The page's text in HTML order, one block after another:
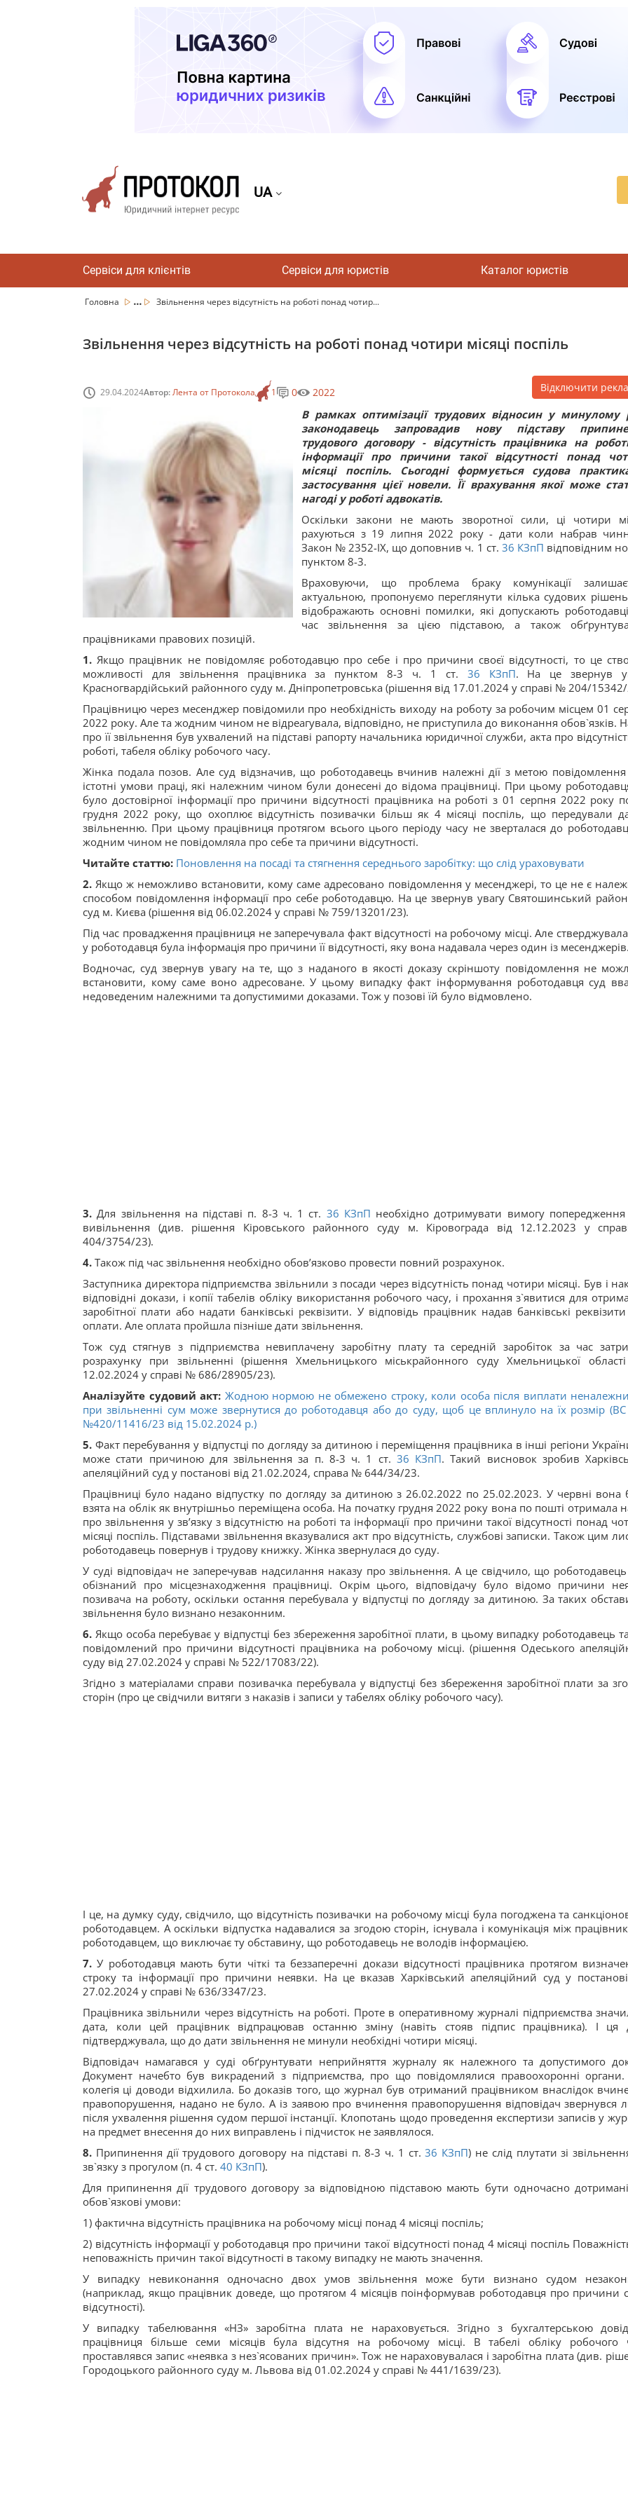
UA
Сервіси для клієнтів Сервіси для юристів Каталог юристів
Головна ... Звільнення через відсутність на роботі понад чотир...
Звільнення через відсутність на роботі понад чотири місяці поспіль
29.04.2024Автор:Лента от Протокола 1 0 2022 Відключити
В рамках оптимізації трудових відносин у минулому
законодавець запровадив нову підставу
трудового договору - відсутність працівника на
інформації про причини такої відсутності понад
місяці поспіль. Сьогодні формується судова
застосування цієї новели. Її врахування якої може
нагоді у роботі адвокатів.
Оскільки закони не мають зворотної сили, ці чотири
рахуються з 19 липня 2022 року - дати коли набрав
Закон № 2352-ІХ, що доповнив ч. 1 ст. 36 КЗпП відповідним
пунктом 8-3.
Враховуючи, що проблема браку комунікації
актуальною, пропонуємо переглянути кілька судових
відображають основні помилки, які допускають
час звільнення за цією підставою, а також
працівниками правових позицій.
1. Якщо працівник не повідомляє роботодавцю про себе і про причини своєї відсутності, то це
можливості для звільнення працівника за пунктом 8-3 ч. 1 ст. 36 КЗпП. На це звернув
Красногвардійський районного суду м. Дніпропетровська (рішення від 17.01.2024 у справі № 204/
Працівницю через месенджер повідомили про необхідність виходу на роботу за робочим місцем 01
2022 року. Але та жодним чином не відреагувала, відповідно, не приступила до виконання обов`язків.
про її звільнення був ухвалений на підставі рапорту начальника юридичної служби, акта про
роботі, табеля обліку робочого часу.
Жінка подала позов. Але суд відзначив, що роботодавець вчинив належні дії з метою
істотні умови праці, які належним чином були донесені до відома працівниці. При цьому
було достовірної інформації про причини відсутності працівника на роботі з 01 серпня 2022 року
грудня 2022 року, що охоплює відсутність позивачки більш як 4 місяці поспіль, що передували
звільненню. При цьому працівниця протягом всього цього періоду часу не зверталася до
жодним чином не повідомляла про себе та причини відсутності.
Читайте статтю: Поновлення на посаді та стягнення середнього заробітку: що слід ураховувати
2. Якщо ж неможливо встановити, кому саме адресовано повідомлення у месенджері, то це не є
способом повідомлення інформації про себе роботодавцю. На це звернув увагу Святошинський
суд м. Києва (рішення від 06.02.2024 у справі № 759/13201/23).
Під час провадження працівниця не заперечувала факт відсутності на робочому місці. Але
у роботодавця була інформація про причини її відсутності, яку вона надавала через один із месенджерів.
Водночас, суд звернув увагу на те, що з наданого в якості доказу скріншоту повідомлення не
встановити, кому саме воно адресоване. У цьому випадку факт інформування роботодавця суд
недоведеним належними та допустимими доказами. Тож у позові їй було відмовлено.
3. Для звільнення на підставі п. 8-3 ч. 1 ст. 36 КЗпП необхідно дотримувати вимогу
вивільнення (див. рішення Кіровського районного суду м. Кіровограда від 12.12.2023 у
404/3754/23).
4. Також під час звільнення необхідно обов’язково провести повний розрахунок.
Заступника директора підприємства звільнили з посади через відсутність понад чотири місяці. Був і
відповідні докази, і копії табелів обліку використання робочого часу, і прохання з`явитися для
заробітної плати або надати банківські реквізити. У відповідь працівник надав банківські
оплати. Але оплата пройшла пізніше дати звільнення.
Тож суд стягнув з підприємства невиплачену заробітну плату та середній заробіток за час
розрахунку при звільненні (рішення Хмельницького міськрайонного суду Хмельницької
12.02.2024 у справі № 686/28905/23).
Аналізуйте судовий акт: Жодною нормою не обмежено строку, коли особа після виплати
при звільненні сум може звернутися до роботодавця або до суду, щоб це вплинуло на їх розмір
№420/11416/23 від 15.02.2024 р.)
5. Факт перебування у відпустці по догляду за дитиною і переміщення працівника в інші регіони
може стати причиною для звільнення за п. 8-3 ч. 1 ст. 36 КЗпП. Такий висновок зробив
апеляційний суд у постанові від 21.02.2024, справа № 644/34/23.
Працівниці було надано відпустку по догляду за дитиною з 26.02.2022 по 25.02.2023. У червні вона
взята на облік як внутрішньо переміщена особа. На початку грудня 2022 року вона по пошті отримала
про звільнення у зв’язку з відсутністю на роботі та інформації про причини такої відсутності понад
місяці поспіль. Підставами звільнення вказувалися акт про відсутність, службові записки. Також цим
роботодавець повернув і трудову книжку. Жінка звернулася до суду.
У суді відповідач не заперечував надсилання наказу про звільнення. А це свідчило, що
обізнаний про місцезнаходження працівниці. Окрім цього, відповідачу було відомо причини
позивача на роботу, оскільки остання перебувала у відпустці по догляду за дитиною. За таких
звільнення було визнано незаконним.
6. Якщо особа перебуває у відпустці без збереження заробітної плати, в цьому випадку роботодавець
повідомлений про причини відсутності працівника на робочому місці. (рішення Одеського
суду від 27.02.2024 у справі № 522/17083/22).
Згідно з матеріалами справи позивачка перебувала у відпустці без збереження заробітної плати за
сторін (про це свідчили витяги з наказів і записи у табелях обліку робочого часу).
І це, на думку суду, свідчило, що відсутність позивачки на робочому місці була погоджена та
роботодавцем. А оскільки відпустка надавалися за згодою сторін, існувала і комунікація між
роботодавцем, що виключає ту обставину, що роботодавець не володів інформацією.
7. У роботодавця мають бути чіткі та беззаперечні докази відсутності працівника протягом
строку та інформації про причини неявки. На це вказав Харківський апеляційний суд у
27.02.2024 у справі № 636/3347/23.
Працівника звільнили через відсутність на роботі. Проте в оперативному журналі підприємства
дата, коли цей працівник відпрацював останню зміну (навіть стояв підпис працівника). І ця
підтверджувала, що до дати звільнення не минули необхідні чотири місяці.
Відповідач намагався у суді обґрунтувати неприйняття журналу як належного та допустимого
Документ начебто був викрадений з підприємства, про що повідомлялися правоохоронні
колегія ці доводи відхилила. Бо доказів того, що журнал був отриманий працівником внаслідок
правопорушення, надано не було. А із заявою про вчинення правопорушення відповідач звернувся
після ухвалення рішення судом першої інстанції. Клопотань щодо проведення експертизи записів у
на предмет внесення до них виправлень і підчисток не заявлялося.
8. Припинення дії трудового договору на підставі п. 8-3 ч. 1 ст. 36 КЗпП) не слід плутати зі
зв`язку з прогулом (п. 4 ст. 40 КЗпП).
Для припинення дії трудового договору за відповідною підставою мають бути одночасно
обов`язкові умови:
1) фактична відсутність працівника на робочому місці понад 4 місяці поспіль;
2) відсутність інформації у роботодавця про причини такої відсутності понад 4 місяці поспіль
неповажність причин такої відсутності в такому випадку не мають значення.
У випадку невиконання одночасно двох умов звільнення може бути визнано судом
(наприклад, якщо працівник доведе, що протягом 4 місяців поінформував роботодавця про причини
відсутності).
У випадку табелювання «НЗ» заробітна плата не нараховується. Згідно з бухгалтерською
працівниця більше семи місяців була відсутня на робочому місці. В табелі обліку робочого
проставлявся запис «неявка з нез`ясованих причин». Тож не нараховувалася і заробітна плата (див.
Городоцького районного суду м. Львова від 01.02.2024 у справі № 441/1639/23).